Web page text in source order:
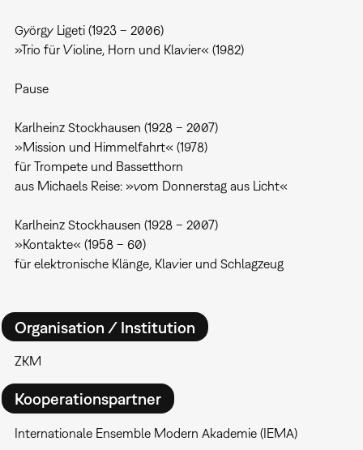
György Ligeti (1923 – 2006)
»Trio für Violine, Horn und Klavier« (1982)
Pause
Karlheinz Stockhausen (1928 – 2007)
»Mission und Himmelfahrt« (1978)
für Trompete und Bassetthorn
aus Michaels Reise: »vom Donnerstag aus Licht«
Karlheinz Stockhausen (1928 – 2007)
»Kontakte« (1958 – 60)
für elektronische Klänge, Klavier und Schlagzeug
Organisation / Institution
ZKM
Kooperationspartner
Internationale Ensemble Modern Akademie (IEMA)